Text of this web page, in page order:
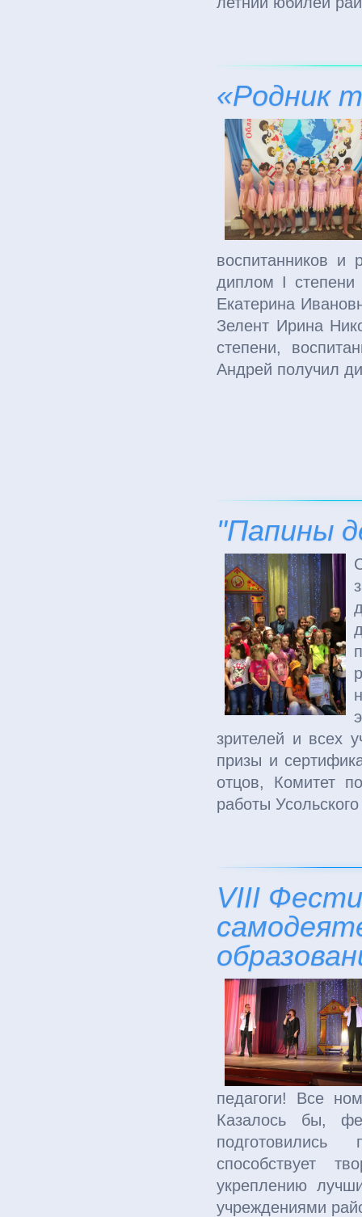
«Родник
воспитанников и
диплом I степени
Екатерина
Зелент Ирина
степени,
Андрей получил
"Папины
зрителей и всех
призы и
отцов, Комитет
работы
VIII
педагоги! Все
Казалось бы,
подготовились
способствует
укреплению
учреждениями